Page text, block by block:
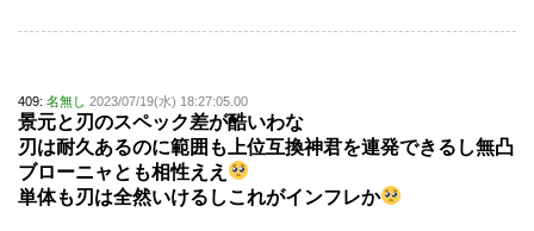
409: 名無し 2023/07/19(水) 18:27:05.00
景元と刃のスペック差が酷いわな
刃は耐久あるのに範囲も上位互換神君を連発できるし無凸
ブローニャとも相性ええ
単体も刃は全然いけるしこれがインフレか